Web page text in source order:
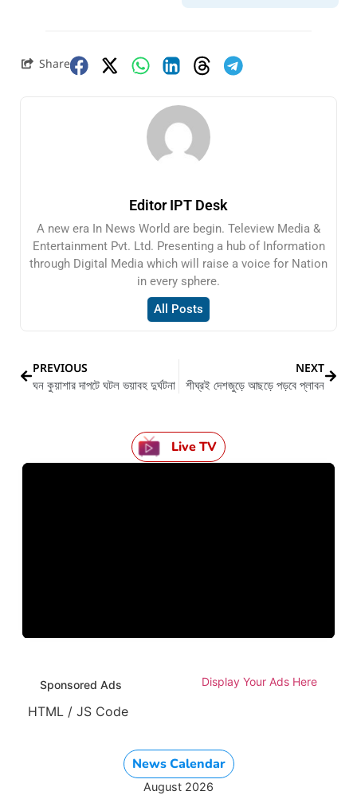
Share
Editor IPT Desk
A new era In News World are begin. Teleview Media &
Entertainment Pvt. Ltd. Presenting a hub of Information
through Digital Media which will raise a voice for Nation
in every sphere.
All Posts
PREVIOUS
ঘন কুয়াশার দাপটে ঘটল ভয়াবহ দুর্ঘটনা
NEXT
শীঘ্রই দেশজুড়ে আছড়ে পড়বে প্লাবন
Live TV
Sponsored Ads Display Your Ads Here
HTML / JS Code
News Calendar
August 2026